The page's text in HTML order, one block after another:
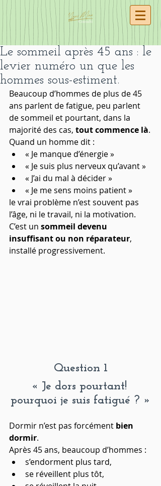
Le sommeil après 45 ans : le
levier numéro un que les
hommes sous-estiment.
Beaucoup d’hommes de plus de 45
ans parlent de fatigue, peu parlent
de sommeil et pourtant, dans la
majorité des cas, tout commence là.
Quand un homme dit :
« Je manque d’énergie »
« Je suis plus nerveux qu’avant »
« J’ai du mal à décider »
« Je me sens moins patient »
le vrai problème n’est souvent pas
l’âge, ni le travail, ni la motivation.
C’est un sommeil devenu
insuffisant ou non réparateur,
installé progressivement.
Question 1
« Je dors pourtant!
pourquoi je suis fatigué ? »
Dormir n’est pas forcément bien
dormir.
Après 45 ans, beaucoup d’hommes :
s’endorment plus tard,
se réveillent plus tôt,